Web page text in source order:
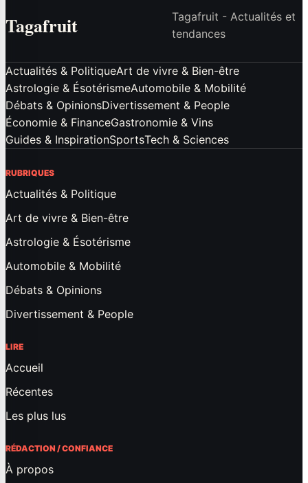
Tagafruit
Tagafruit - Actualités et
tendances
Actualités & PolitiqueArt de vivre & Bien-être
Astrologie & ÉsotérismeAutomobile & Mobilité
Débats & OpinionsDivertissement & People
Économie & FinanceGastronomie & Vins
Guides & InspirationSportsTech & Sciences
RUBRIQUES
Actualités & Politique
Art de vivre & Bien-être
Astrologie & Ésotérisme
Automobile & Mobilité
Débats & Opinions
Divertissement & People
LIRE
Accueil
Récentes
Les plus lus
RÉDACTION / CONFIANCE
À propos